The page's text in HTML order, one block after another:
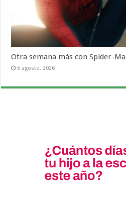
Otra semana más con Spider-
6 agosto, 2026